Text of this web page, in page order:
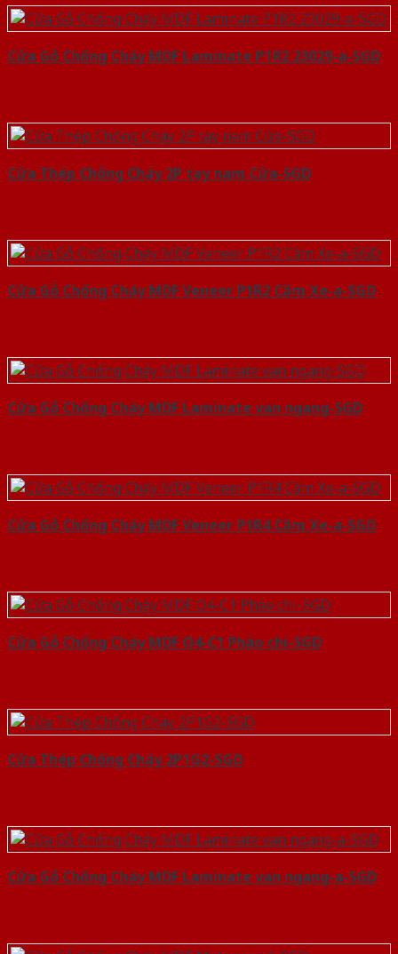
Cửa Gỗ Chống Cháy MDF Laminate P1R2 23029-a-SGD
Cửa Thép Chống Cháy 2P tay nam Cửa-SGD
Cửa Gỗ Chống Cháy MDF Veneer P1R2 Căm Xe-a-SGD
Cửa Gỗ Chống Cháy MDF Laminate van ngang-SGD
Cửa Gỗ Chống Cháy MDF Veneer P1R4 Căm Xe-a-SGD
Cửa Gỗ Chống Cháy MDF O4-C1 Phào chi-SGD
Cửa Thép Chống Cháy 2P1G2-SGD
Cửa Gỗ Chống Cháy MDF Laminate van ngang-a-SGD